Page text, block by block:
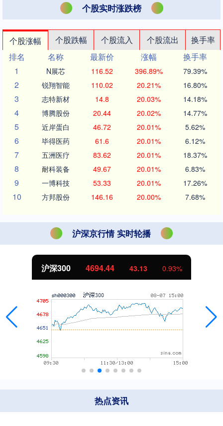
个股实时涨跌榜
个股涨幅 个股跌幅 个股流入 个股流出
换手率
排名
名称 最新价 涨幅
换手率
1
N展芯 116.52 396.89% 79.39%
2 锐翔智能 110.02 20.21% 16.80%
3 志特新材 14.8 20.03% 14.18%
4 博腾股份 20.44 20.02% 14.77%
5 近岸蛋白 46.72 20.01% 5.62%
6 毕得医药 61.6 20.01% 6.12%
7 五洲医疗 83.62 20.01% 18.37%
8 耐科装备 49.67 20.01% 6.83%
9 一博科技 53.33 20.01% 17.26%
10 方邦股份 146.16 20.00% 7.68%
沪深京行情 实时轮播
沪深300 4694.44 43.13 0.93%
热点资讯